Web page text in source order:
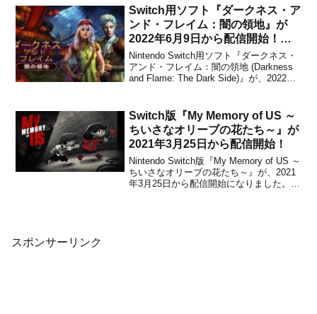
売することを発表しました。販売価格は
21,978...
Switch用ソフト『ダークネス・ア
ンド・フレイム：闇の領地』が
2022年6月9日から配信開始！体
験版も利用可能
Nintendo Switch用ソフト『ダークネス・
アンド・フレイム：闇の領地 (Darkness
and Flame: The Dark Side)』が、2022年6
作は、ミニゲームやパズルなど多彩...
Switch版『My Memory of US ～
ちいさなオリーブの花たち～』が
2021年3月25日から配信開始！
Nintendo Switch版『My Memory of US ～
ちいさなオリーブの花たち～』が、2021
年3月25日から配信開始になりました。販
スポンサーリンク